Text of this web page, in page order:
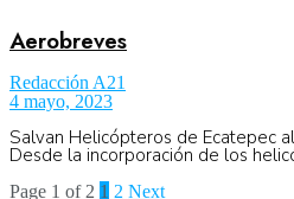
Aerobreves
Redacción A21
4 mayo, 2023
Salvan Helicópteros de Ecatepec
Desde la incorporación de los
Page 1 of 2 1 2 Next